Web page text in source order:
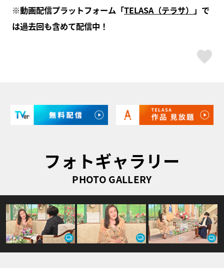
※動画配信プラットフォーム「TELASA（テラサ） 」で
は過去回も含めて配信中！
フォトギャラリー
PHOTO GALLERY